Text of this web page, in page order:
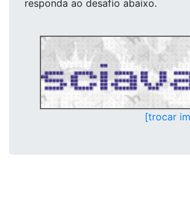
responda ao desafio abaixo.
[trocar